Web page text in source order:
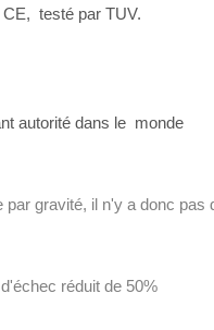
testé par TUV.
autorité dans le monde
gravité, il n'y a donc
réduit de 50%